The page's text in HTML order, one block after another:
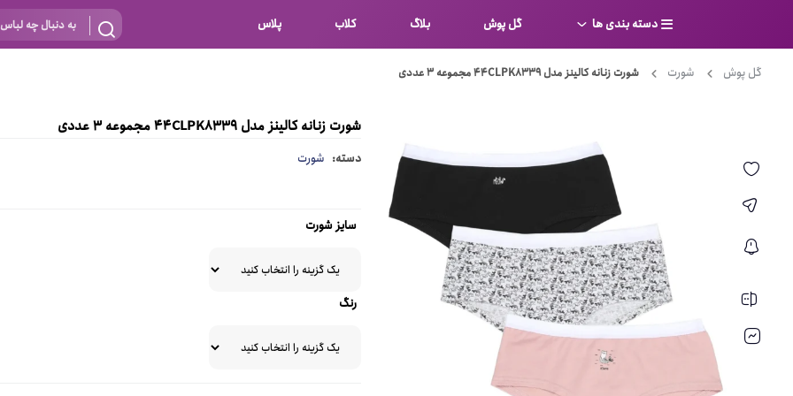
دسته بندی ها
سوتین بر اساس نوع
نیم تنه
قفسه ای
ست لباس زیر
بادی
بیکینی
مایو
گل پوش بلاگ کلاب پلاس
گل پوش شورت شورت زنانه کالینز مدل 44CLPK8339 مجموعه 3 عددی
شورت زنانه کالینز مدل 44CLPK8339 مجموعه 3 عددی
دسته: شورت
سایز شورت
رنگ